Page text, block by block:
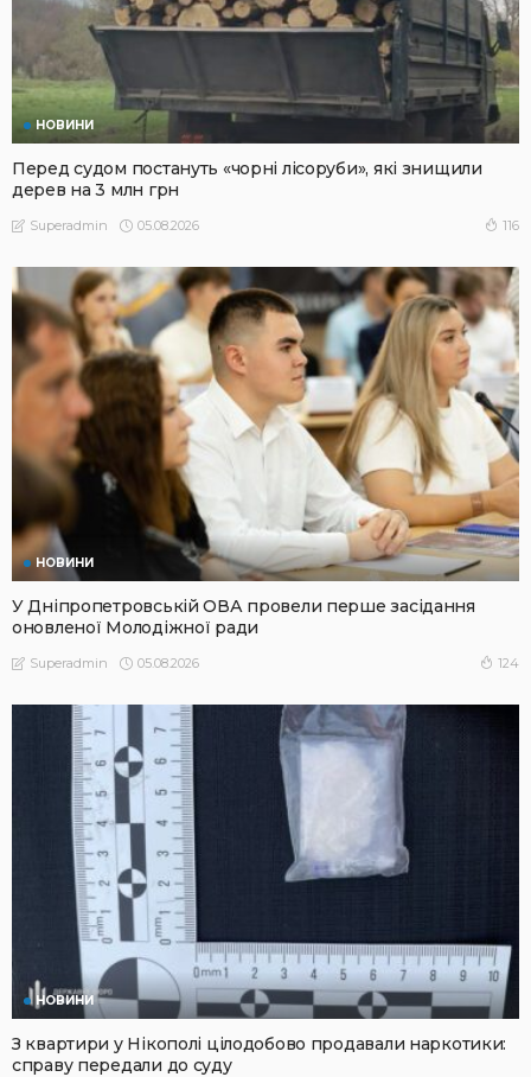
НОВИНИ
Перед судом постануть «чорні лісоруби», які знищили
дерев на 3 млн грн
Superadmin 05.08.2026 116
НОВИНИ
У Дніпропетровській ОВА провели перше засідання
оновленої Молодіжної ради
Superadmin 05.08.2026 124
НОВИНИ
З квартири у Нікополі цілодобово продавали наркотики:
справу передали до суду